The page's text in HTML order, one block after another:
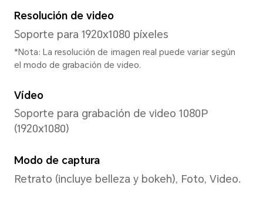
Interfaz de usuario
MagicOS 9.0